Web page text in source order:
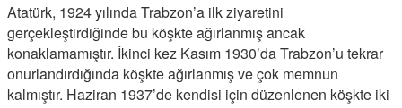
Atatürk, 1924 yılında Trabzon’a ilk ziyaretini
gerçekleştirdiğinde bu köşkte ağırlanmış ancak
konaklamamıştır. İkinci kez Kasım 1930’da Trabzon’u tekrar
onurlandırdığında köşkte ağırlanmış ve çok memnun
kalmıştır. Haziran 1937’de kendisi için düzenlenen köşkte iki